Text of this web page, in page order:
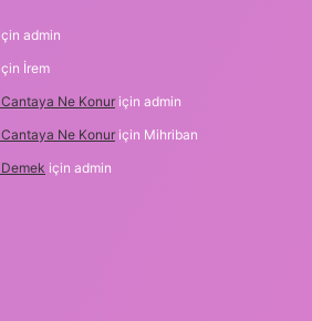
için admin
için İrem
Ne Konur için admin
Ne Konur için Mihriban
için admin